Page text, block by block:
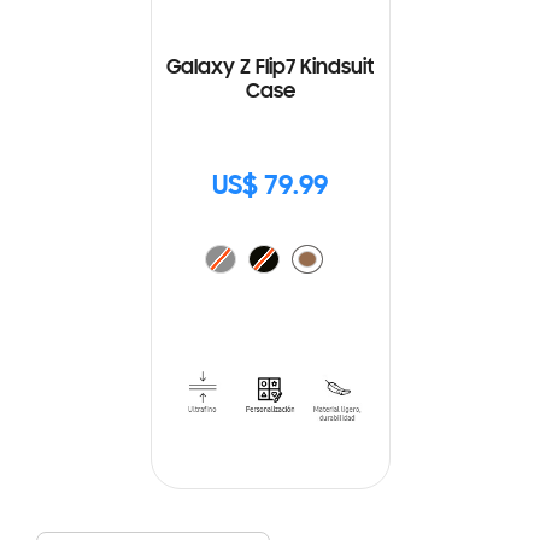
Galaxy Z Flip7 Kindsuit
Case
US$ 79.99